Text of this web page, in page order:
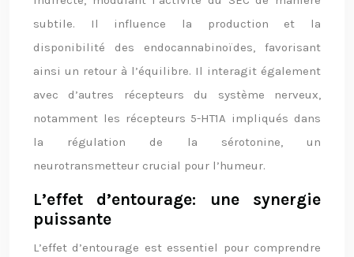
subtile. Il influence la production et la
disponibilité des endocannabinoïdes, favorisant
ainsi un retour à l’équilibre. Il interagit également
avec d’autres récepteurs du système nerveux,
notamment les récepteurs 5-HT1A impliqués dans
la régulation de la sérotonine, un
neurotransmetteur crucial pour l’humeur.
L’effet d’entourage: une synergie
puissante
L’effet d’entourage est essentiel pour comprendre